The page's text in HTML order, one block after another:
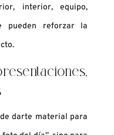
interior, equipo,
pueden reforzar la
darte material para